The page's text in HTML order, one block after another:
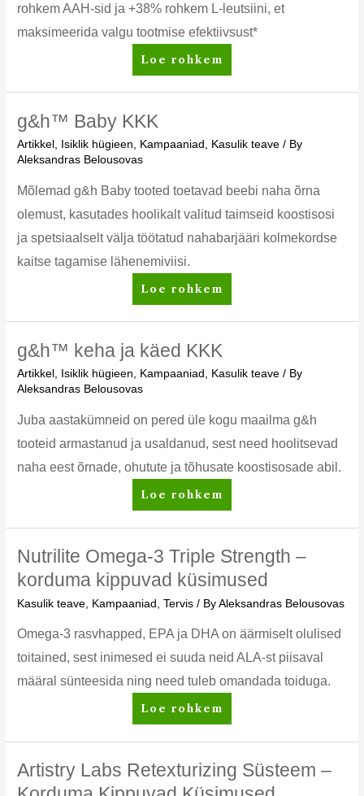
rohkem AAH-sid ja +38% rohkem L-leutsiini, et
maksimeerida valgu tootmise efektiivsust*
XS
Amino
Advantage+
korduma
küsimused
Loe rohkem
g&h™ Baby KKK
Artikkel , Isiklik hügieen, Kampaaniad , Kasulik teave / By
Aleksandras Belousovas
Mõlemad g&h Baby tooted toetavad beebi naha õrna
olemust, kasutades hoolikalt valitud taimseid koostisosi
ja spetsiaalselt välja töötatud nahabarjääri kolmekordse
kaitse tagamise lähenemiviisi.
g&h™
Baby
KKK
Loe rohkem
g&h™ keha ja käed KKK
Artikkel , Isiklik hügieen, Kampaaniad , Kasulik teave / By
Aleksandras Belousovas
Juba aastakümneid on pered üle kogu maailma g&h
tooteid armastanud ja usaldanud, sest need hoolitsevad
naha eest õrnade, ohutute ja tõhusate koostisosade abil.
g&h™
keha
ja
käed
Loe rohkem
Nutrilite Omega-3 Triple Strength –
korduma kippuvad küsimused
Kasulik teave Kampaaniad ,Tervis / ByAleksandras Belousovas
Omega-3 rasvhapped, EPA ja DHA on äärmiselt olulised
toitained, sest inimesed ei suuda neid ALA-st piisaval
määral sünteesida ning need tuleb omandada toiduga.
Nutrilite
Omega-
3
Triple
Loe rohkem
Artistry Labs Retexturizing Süsteem –